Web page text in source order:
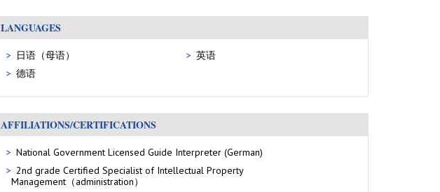
LANGUAGES
日语（母语）
英语
德语
AFFILIATIONS/CERTIFICATIONS
National Government Licensed Guide Interpreter (German)
2nd grade Certified Specialist of Intellectual Property
Management（administration）